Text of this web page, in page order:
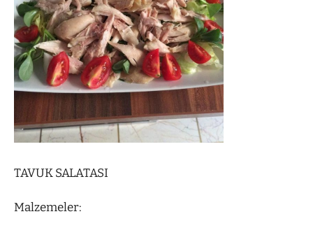
TAVUK SALATASI
Malzemeler: